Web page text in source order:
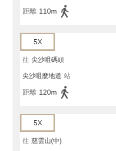
距離 110m
5X
往 尖沙咀碼頭
尖沙咀麼地道 站
距離 120m
5X
往 慈雲山(中)